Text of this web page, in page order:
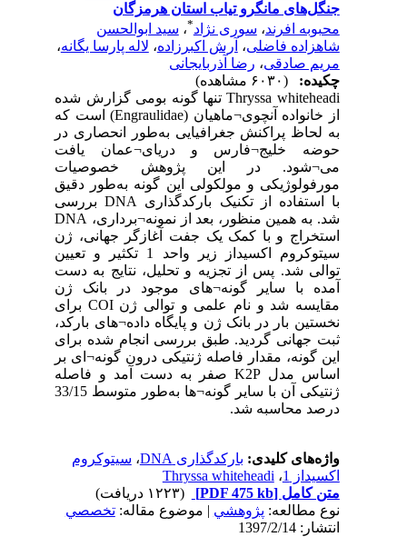
جنگل‌های مانگرو تیاب استان هرمزگان
محبوبه افرند ،سوری نژاد *،سید ابوالحسن
شاهزاده فاضلی،آرش اکبرزاده،لاله پارسا یگانه،
مریم صادقی،رضا آذربایجانی
چکیده:
Thryssa whiteheadi تنها گونه بومی گزارش شده
از خانواده آنچوی¬ماهیان (Engraulidae) است که
به لحاظ پراکنش جغرافیایی به‌طور انحصاری در
حوضه خلیج¬فارس و دریای¬عمان یافت
می¬شود. در این پژوهش خصوصیات
مورفولوژیکی و مولکولی این گونه به‌طور دقیق
با استفاده از تکنیک بارکدگذاری DNA بررسی
شد. به همین منظور، بعد از نمونه¬برداری، DNA
استخراج و با کمک یک جفت آغازگر جهانی، ژن
سیتوکروم اکسیداز زیر واحد 1 تکثیر و تعیین
توالی شد. پس از تجزیه و تحلیل، نتایج به دست
آمده با سایر گونه¬های موجود در بانک ژن
مقایسه شد و نام علمی و توالی ژن COI برای
نخستین بار در بانک ژن و پایگاه داده¬های بارکد،
ثبت جهانی گردید. طبق بررسی انجام شده برای
این گونه، مقدار فاصله ژنتیکی درون گونه¬ای بر
اساس مدل K2P صفر به دست آمد و فاصله
ژنتیکی آن با سایر گونه¬ها به‌طور متوسط 33/15
درصد محاسبه شد.
واژه‌های کلیدی:بارکدگذاری DNA ،سیتوکروم
اکسیداز 1
،Thryssa whiteheadi
متن کامل[PDF 475 kb]
نوع مطالعه:پژوهشي| موضوع مقاله:تخصصي
انتشار: 1397/2/14